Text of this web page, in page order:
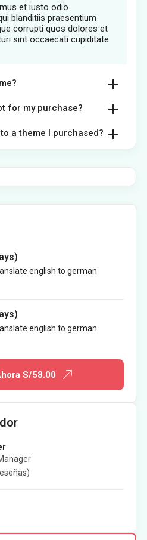
et iusto odio
blanditiis praesentium
corrupti quos dolores et
sint occaecati cupiditate
for my purchase?
a theme I purchased?
english to german
english to german
S/58.00